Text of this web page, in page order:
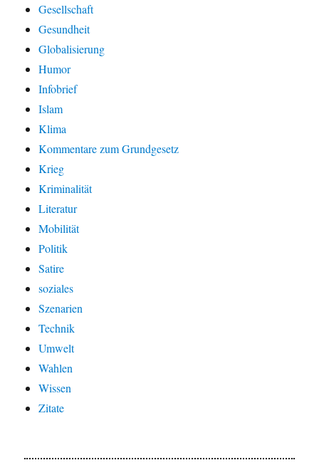
Gesellschaft
Gesundheit
Globalisierung
Humor
Infobrief
Islam
Klima
Kommentare zum Grundgesetz
Krieg
Kriminalität
Literatur
Mobilität
Politik
Satire
soziales
Szenarien
Technik
Umwelt
Wahlen
Wissen
Zitate